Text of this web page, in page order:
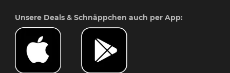
Unsere Deals & Schnäppchen auch per App: